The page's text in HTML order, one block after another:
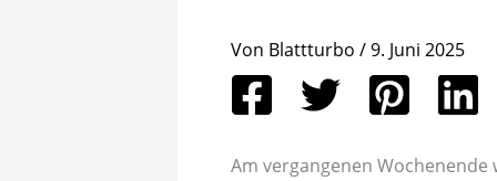
Von Blattturbo /9. Juni 2025
Am vergangenen